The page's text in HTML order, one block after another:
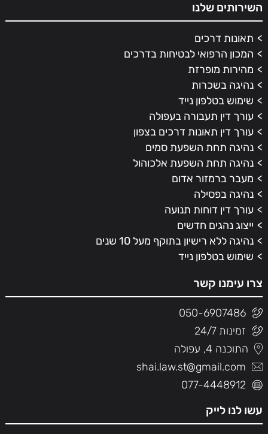
השירותים שלנו
תאונות דרכים
המכון הרפואי לבטיחות בדרכים
מהירות מופרזת
נהיגה בשכרות
שימוש בטלפון נייד
עורך דין תעבורה בעפולה
עורך דין תאונות דרכים בצפון
נהיגה תחת השפעת סמים
נהיגה תחת השפעת אלכוהול
מעבר ברמזור אדום
נהיגה בפסילה
עורך דין דוחות תנועה
ייצוג נהגים חדשים
נהיגה ללא רישיון בתוקף מעל 10 שנים
שימוש בטלפון נייד
צרו עימנו קשר
050-6907486
זמינות 24/7
התוכנה 4, עפולה
shai.law.st@gmail.com
077-4448912
עשו לנו לייק